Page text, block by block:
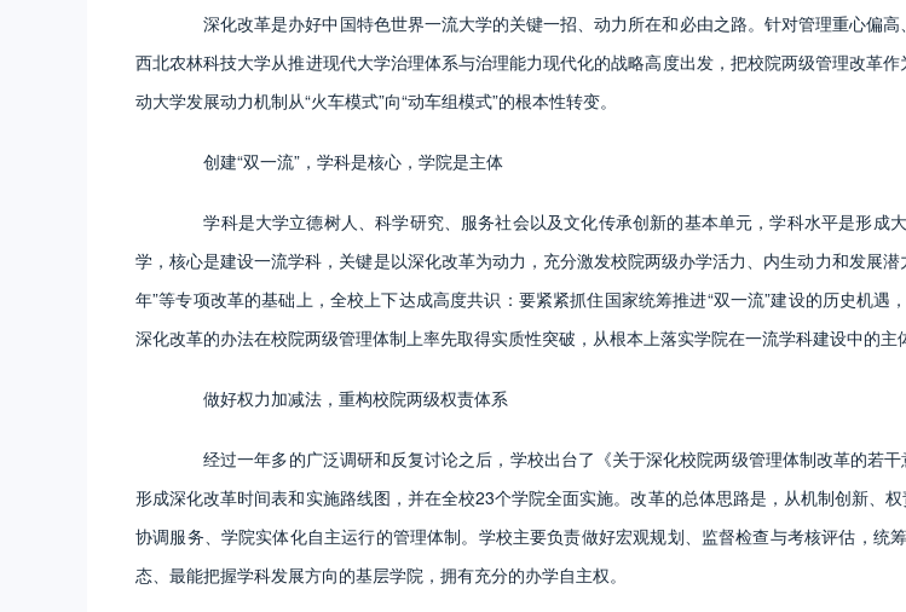
深化改革是办好中国特色世界一流大学的关键一招、动力所在和必由之路。针对管理重心偏高
西北农林科技大学从推进现代大学治理体系与治理能力现代化的战略高度出发，把校院两级管理改革
动大学发展动力机制从“火车模式”向“动车组模式”的根本性转变。
创建“双一流”，学科是核心，学院是主体
学科是大学立德树人、科学研究、服务社会以及文化传承创新的基本单元，学科水平是形成
学，核心是建设一流学科，关键是以深化改革为动力，充分激发校院两级办学活力、内生动力和发展
年”等专项改革的基础上，全校上下达成高度共识：要紧紧抓住国家统筹推进“双一流”建设的历史机
深化改革的办法在校院两级管理体制上率先取得实质性突破，从根本上落实学院在一流学科建设中的
做好权力加减法，重构校院两级权责体系
经过一年多的广泛调研和反复讨论之后，学校出台了《关于深化校院两级管理体制改革的若
形成深化改革时间表和实施路线图，并在全校23个学院全面实施。改革的总体思路是，从机制创新、
协调服务、学院实体化自主运行的管理体制。学校主要负责做好宏观规划、监督检查与考核评估，
态、最能把握学科发展方向的基层学院，拥有充分的办学自主权。